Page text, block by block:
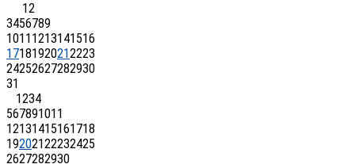
12
3456789
1011 1213141516
17181920212223
24252627282930
31
1234
567891011
12131415161718
19202122232425
2627282930